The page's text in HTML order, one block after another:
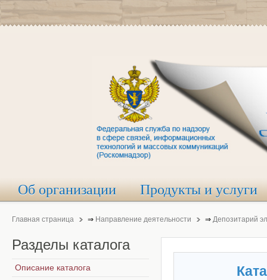
Об организации Продукты и услуги
Главная страница ⇒ Направление деятельности ⇒ Депозитарий
Разделы каталога
Описание каталога